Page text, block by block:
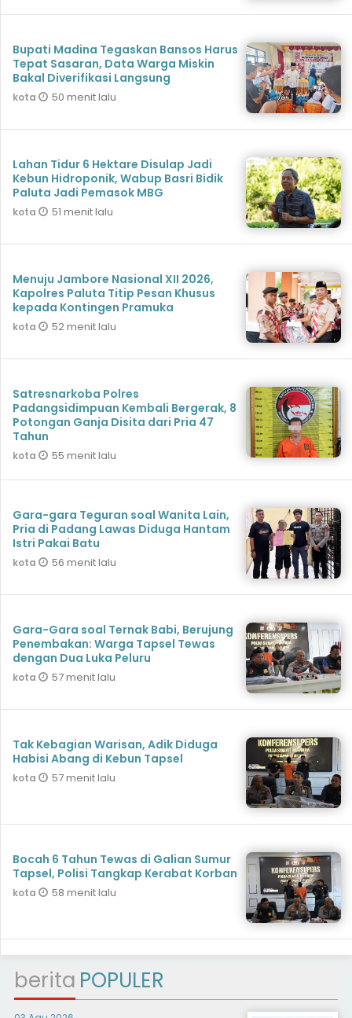
Bupati Madina Tegaskan Bansos Harus
Tepat Sasaran, Data Warga Miskin
Bakal Diverifikasi Langsung
kota 50 menit lalu
Lahan Tidur 6 Hektare Disulap Jadi
Kebun Hidroponik, Wabup Basri Bidik
Paluta Jadi Pemasok MBG
kota 51 menit lalu
Menuju Jambore Nasional XII 2026,
Kapolres Paluta Titip Pesan Khusus
kepada Kontingen Pramuka
kota 52 menit lalu
Satresnarkoba Polres
Padangsidimpuan Kembali Bergerak, 8
Potongan Ganja Disita dari Pria 47
Tahun
kota 55 menit lalu
Gara-gara Teguran soal Wanita Lain,
Pria di Padang Lawas Diduga Hantam
Istri Pakai Batu
kota 56 menit lalu
Gara-Gara soal Ternak Babi, Berujung
Penembakan: Warga Tapsel Tewas
dengan Dua Luka Peluru
kota 57 menit lalu
Tak Kebagian Warisan, Adik Diduga
Habisi Abang di Kebun Tapsel
kota 57 menit lalu
Bocah 6 Tahun Tewas di Galian Sumur
Tapsel, Polisi Tangkap Kerabat Korban
kota 58 menit lalu
berita POPULER